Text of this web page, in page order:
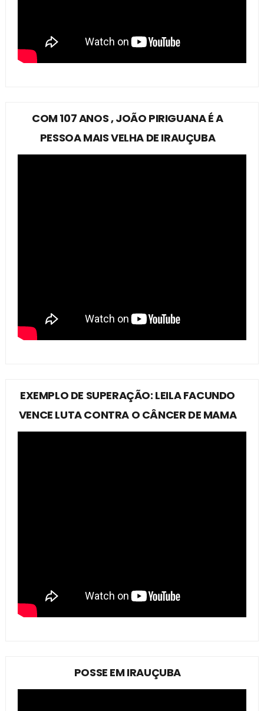
COM 107 ANOS , JOÃO PIRIGUANA É A
PESSOA MAIS VELHA DE IRAUÇUBA
EXEMPLO DE SUPERAÇÃO: LEILA FACUNDO
VENCE LUTA CONTRA O CÂNCER DE MAMA
POSSE EM IRAUÇUBA